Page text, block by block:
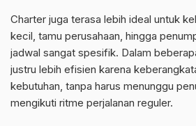
Charter juga terasa lebih ideal untuk
kecil, tamu perusahaan, hingga
jadwal sangat spesifik. Dalam
justru lebih efisien karena
kebutuhan, tanpa harus menunggu
mengikuti ritme perjalanan reguler.